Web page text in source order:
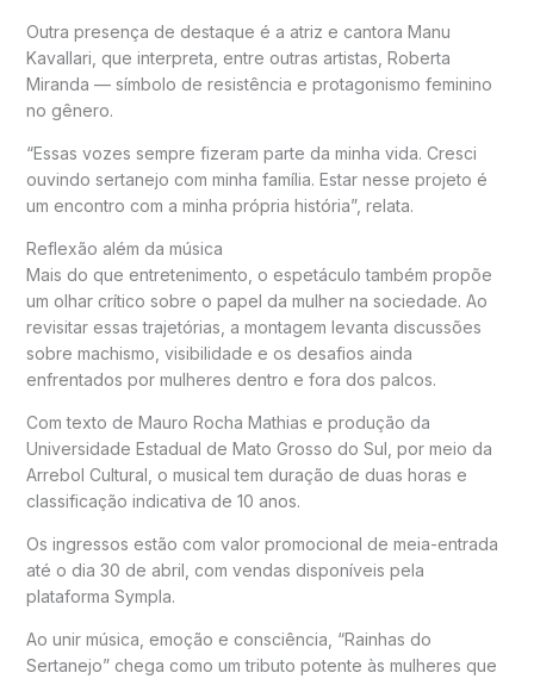
Outra presença de destaque é a atriz e cantora Manu
Kavallari , que interpreta, entre outras artistas, Roberta
Miranda — símbolo de resistência e protagonismo feminino
no gênero.
“Essas vozes sempre fizeram parte da minha vida. Cresci
ouvindo sertanejo com minha família. Estar nesse projeto é
um encontro com a minha própria história”, relata.
Reflexão além da música
Mais do que entretenimento, o espetáculo também propõe
um olhar crítico sobre o papel da mulher na sociedade. Ao
revisitar essas trajetórias, a montagem levanta discussões
sobre machismo, visibilidade e os desafios ainda
enfrentados por mulheres dentro e fora dos palcos.
Com texto de Mauro Rocha Mathias e produção da
Universidade Estadual de Mato Grosso do Sul , por meio da
Arrebol Cultural, o musical tem duração de duas horas e
classificação indicativa de 10 anos.
Os ingressos estão com valor promocional de meia-entrada
até o dia 30 de abril, com vendas disponíveis pela
plataforma Sympla.
Ao unir música, emoção e consciência, “Rainhas do
Sertanejo” chega como um tributo potente às mulheres que